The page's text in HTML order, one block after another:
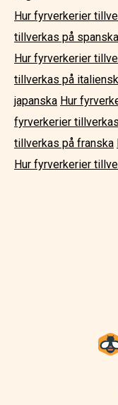
Hur fyrverkerier
tillverkas på spanska
Hur fyrverkerier
tillverkas på
japanska Hur
fyrverkerier
tillverkas på franska
Hur fyrverkerier